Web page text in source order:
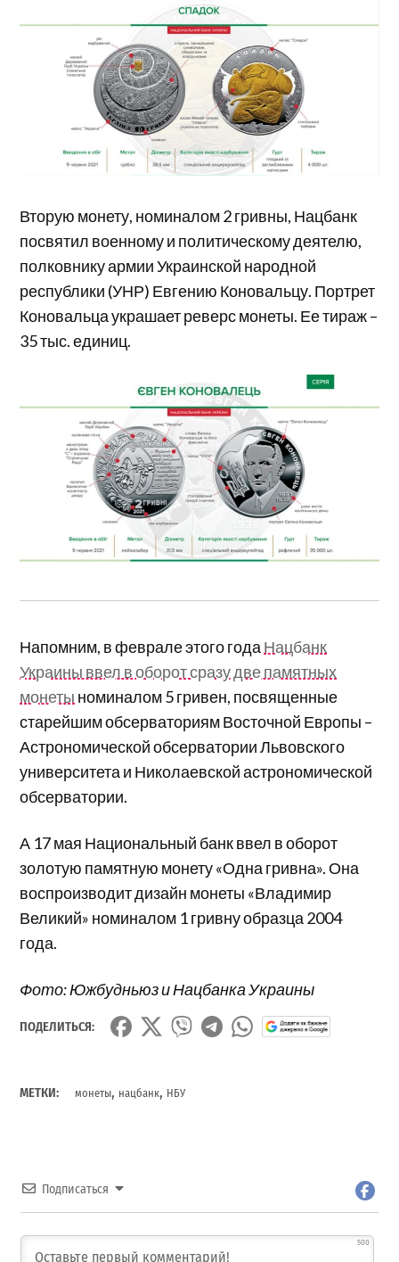
Вторую монету, номиналом 2 гривны, Нацбанк
посвятил военному и политическому деятелю,
полковнику армии Украинской народной
республики (УНР) Евгению Коновальцу. Портрет
Коновальца украшает реверс монеты. Ее тираж –
35 тыс. единиц.
Напомним, в феврале этого годаНацбанк
Украины ввел в оборот сразу две памятных
монеты номиналом 5 гривен, посвященные
старейшим обсерваториям Восточной Европы –
Астрономической обсерватории Львовского
университета и Николаевской астрономической
обсерватории.
А 17 мая Национальный банк ввел в оборот
золотую памятную монету «Одна гривна». Она
воспроизводит дизайн монеты «Владимир
Великий» номиналом 1 гривну образца 2004
года.
Фото: Южбудньюз и Нацбанка Украины
ПОДЕЛИТЬСЯ:
МЕТКИ: монеты, нацбанк, НБУ
Подписаться
500